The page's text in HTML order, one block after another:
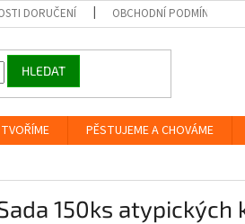
DORUČENÍ OBCHODNÍ PODMÍNKY
HLEDAT
TVOŘÍME PĚSTUJEME A CHOVÁME
150ks atypických